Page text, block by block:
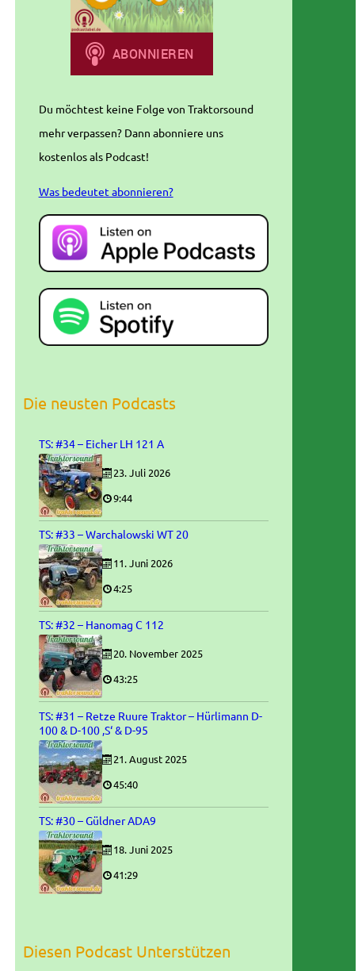
Du möchtest keine Folge von Traktorsound
mehr verpassen? Dann abonniere uns
kostenlos als Podcast!
Was bedeutet abonnieren?
Die neusten Podcasts
TS: #34 – Eicher LH 121 A
23. Juli 2026
9:44
TS: #33 – Warchalowski WT 20
11. Juni 2026
4:25
TS: #32 – Hanomag C 112
20. November 2025
43:25
TS: #31 – Retze Ruure Traktor – Hürlimann D-
100 & D-100 ‚S‘ & D-95
21. August 2025
45:40
TS: #30 – Güldner ADA9
18. Juni 2025
41:29
Diesen Podcast Unterstützen